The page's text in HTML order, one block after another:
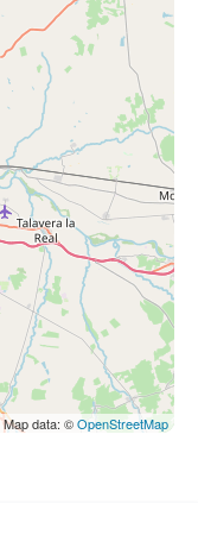
data: ©OpenStreetMap